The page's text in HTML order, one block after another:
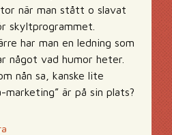
när man stått o slavat
skyltprogrammet.
har man en ledning som
något vad humor heter.
nån sa, kanske lite
marketing” är på sin plats?